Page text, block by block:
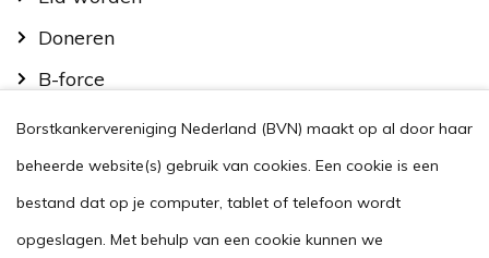
Doneren
B-force
Kom in actie
Handig
Stel je vraag
Agenda
Borstkankervereniging Nederland (BVN) maakt op al door haar
beheerde website(s) gebruik van cookies. Een cookie is een
bestand dat op je computer, tablet of telefoon wordt
opgeslagen. Met behulp van een cookie kunnen we